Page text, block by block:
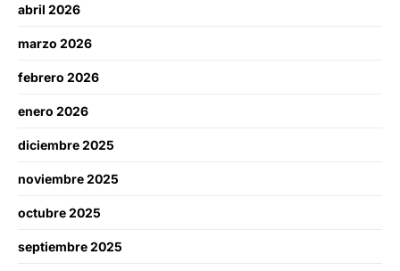
abril 2026
marzo 2026
febrero 2026
enero 2026
diciembre 2025
noviembre 2025
octubre 2025
septiembre 2025